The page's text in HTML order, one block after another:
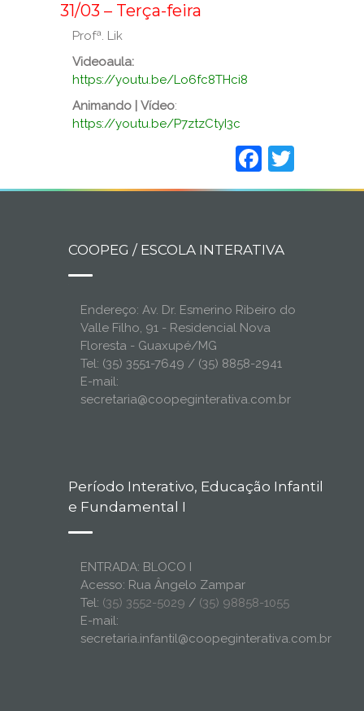
31/03 – Terça-feira
Profª. Lik
Videoaula:
https://youtu.be/Lo6fc8THci8
Animando |
Vídeo:
https://youtu.be/P7ztzCtyI3c
COOPEG / ESCOLA INTERATIVA
Endereço: Av. Dr. Esmerino Ribeiro do
Valle Filho, 91 - Residencial Nova
Floresta - Guaxupé/MG
Tel: (35) 3551-7649 / (35) 8858-2941
E-mail:
secretaria@coopeginterativa.com.br
Período Interativo, Educação Infantil
e Fundamental I
ENTRADA: BLOCO I
Acesso: Rua Ângelo Zampar
Tel: (35) 3552-5029 / (35) 98858-1055
E-mail:
secretaria.infantil@coopeginterativa.com.br